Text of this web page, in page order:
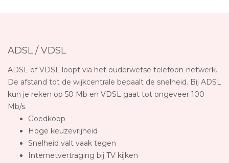
ADSL / VDSL
ADSL of VDSL loopt via het ouderwetse telefoon-netwerk.
De afstand tot de wijkcentrale bepaalt de snelheid. Bij ADSL
kun je reken op 50 Mb en VDSL gaat tot ongeveer 100
Mb/s.
Goedkoop
Hoge keuzevrijheid
Snelheid valt vaak tegen
Internetvertraging bij TV kijken